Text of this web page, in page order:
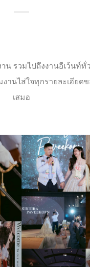
น รวมไปถึงงานอีเว้นท์
นไส่ใจทุกรายละเอีย
เสมอ